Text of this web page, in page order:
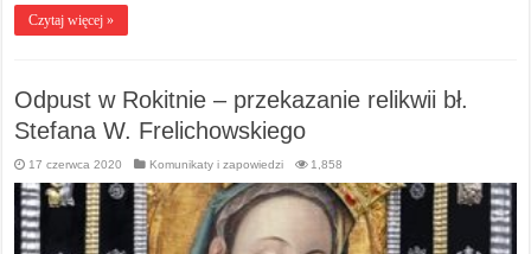
Czytaj więcej »
Odpust w Rokitnie – przekazanie relikwii bł.
Stefana W. Frelichowskiego
17 czerwca 2020 Komunikaty i zapowiedzi 1,858